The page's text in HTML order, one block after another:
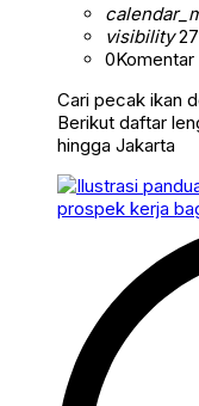
visibility
0Komentar
Cari pecak ikan
Berikut daftar
hingga Jakarta